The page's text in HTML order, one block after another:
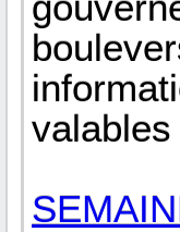
valables